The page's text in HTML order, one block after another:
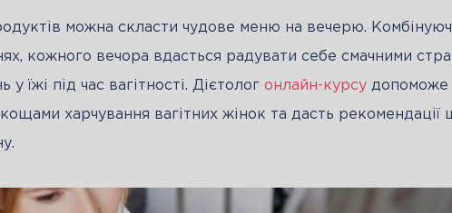
можна скласти чудове меню на вечерю.
кожного вечора вдасться радувати себе смачними
у їжі під час вагітності. Дієтолог онлайн-курсу допоможе
харчування вагітних жінок та дасть рекомендації